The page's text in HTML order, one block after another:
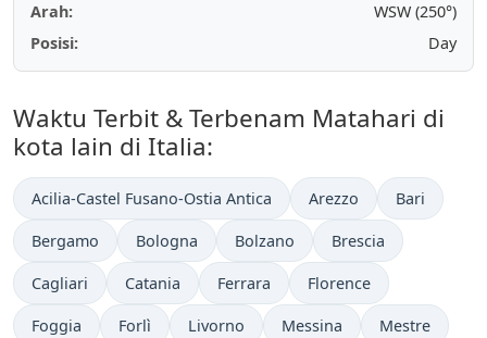
Arah:
WSW (250°)
Posisi:
Day
Waktu Terbit & Terbenam Matahari di
kota lain di Italia:
Acilia-Castel Fusano-Ostia Antica Arezzo Bari
Bergamo Bologna Bolzano Brescia
Cagliari Catania Ferrara Florence
Foggia Forlì Livorno Messina Mestre